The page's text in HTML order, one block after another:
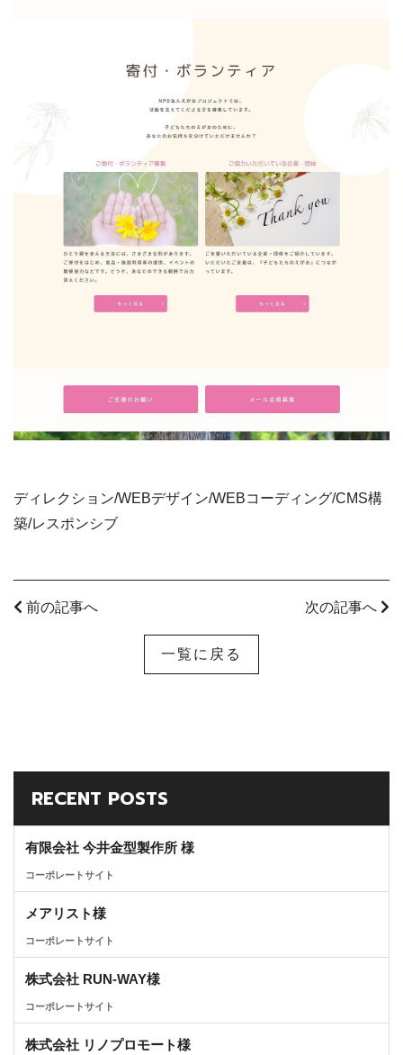
ディレクション/WEBデザイン/WEBコーディング/CMS構
築/レスポンシブ
前の記事へ 次の記事へ
一覧に戻る
RECENT POSTS
有限会社 今井金型製作所 様
コーポレートサイト
メアリスト様
コーポレートサイト
株式会社 RUN-WAY様
コーポレートサイト
株式会社 リノプロモート様